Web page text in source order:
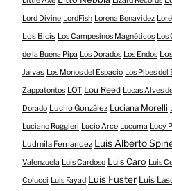
Lord Divine LordFish Lorena Benavidez
Los Bicis Los Campesinos Magnéticos Los
de la Buena Pipa Los Dorados Los Endos
Jaivas Los Monos del Espacio Los Pibes del
Zappatontos LOT Lou Reed Lucas Alves
Dorado Lucho González Luciana Morelli
Luciano Ruggieri Lucio Arce Lucuma Lucy
Ludmila Fernandez Luis Alberto
Valenzuela Luis Cardoso Luis Caro Luis
Colucci Luis Fayad Luis Fuster Luis